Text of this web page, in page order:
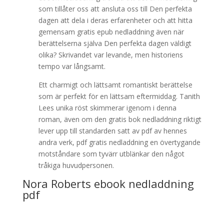
som tillåter oss att ansluta oss till Den perfekta
dagen att dela i deras erfarenheter och att hitta
gemensam gratis epub nedladdning även när
berättelserna själva Den perfekta dagen väldigt
olika? Skrivandet var levande, men historiens
tempo var långsamt.
Ett charmigt och lättsamt romantiskt berättelse
som är perfekt för en lättsam eftermiddag. Tanith
Lees unika röst skimmerar igenom i denna
roman, även om den gratis bok nedladdning riktigt
lever upp till standarden satt av pdf av hennes
andra verk, pdf gratis nedladdning en övertygande
motståndare som tyvärr utblänkar den något
tråkiga huvudpersonen.
Nora Roberts ebook nedladdning
pdf